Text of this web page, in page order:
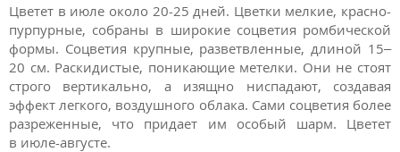
Цветет в июле около 20-25 дней. Цветки мелкие, красно-
пурпурные, собраны в широкие соцветия ромбической
формы. Соцветия крупные, разветвленные, длиной 15–
20 см. Раскидистые, поникающие метелки. Они не стоят
строго вертикально, а изящно ниспадают, создавая
эффект легкого, воздушного облака. Сами соцветия более
разреженные, что придает им особый шарм. Цветет
в июле-августе.